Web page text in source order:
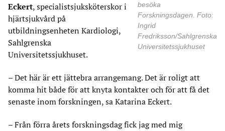
besöka
Forskningsdagen. Foto:
Ingrid
Fredriksson/Sahlgrenska
Universitetssjukhuset
Eckert, specialistsjuksköterskor i
hjärtsjukvård på
utbildningsenheten Kardiologi,
Sahlgrenska
Universitetssjukhuset.
– Det här är ett jättebra arrangemang. Det är roligt att
komma hit både för att knyta kontakter och för att få det
senaste inom forskningen, sa Katarina Eckert.
– Från förra årets forskningsdag fick jag med mig